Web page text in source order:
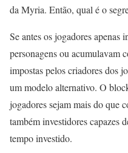
da Myria. Então, qual é o
Se antes os jogadores apenas
personagens ou acumulavam
impostas pelos criadores dos
um modelo alternativo. O
jogadores sejam mais do que
também investidores capazes
tempo investido.